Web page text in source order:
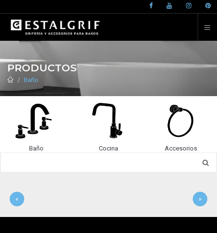
PRODUCTOS
Baño
Baño Cocina Accesorios
« »